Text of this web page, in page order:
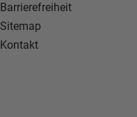
Barrierefreiheit
Sitemap
Kontakt